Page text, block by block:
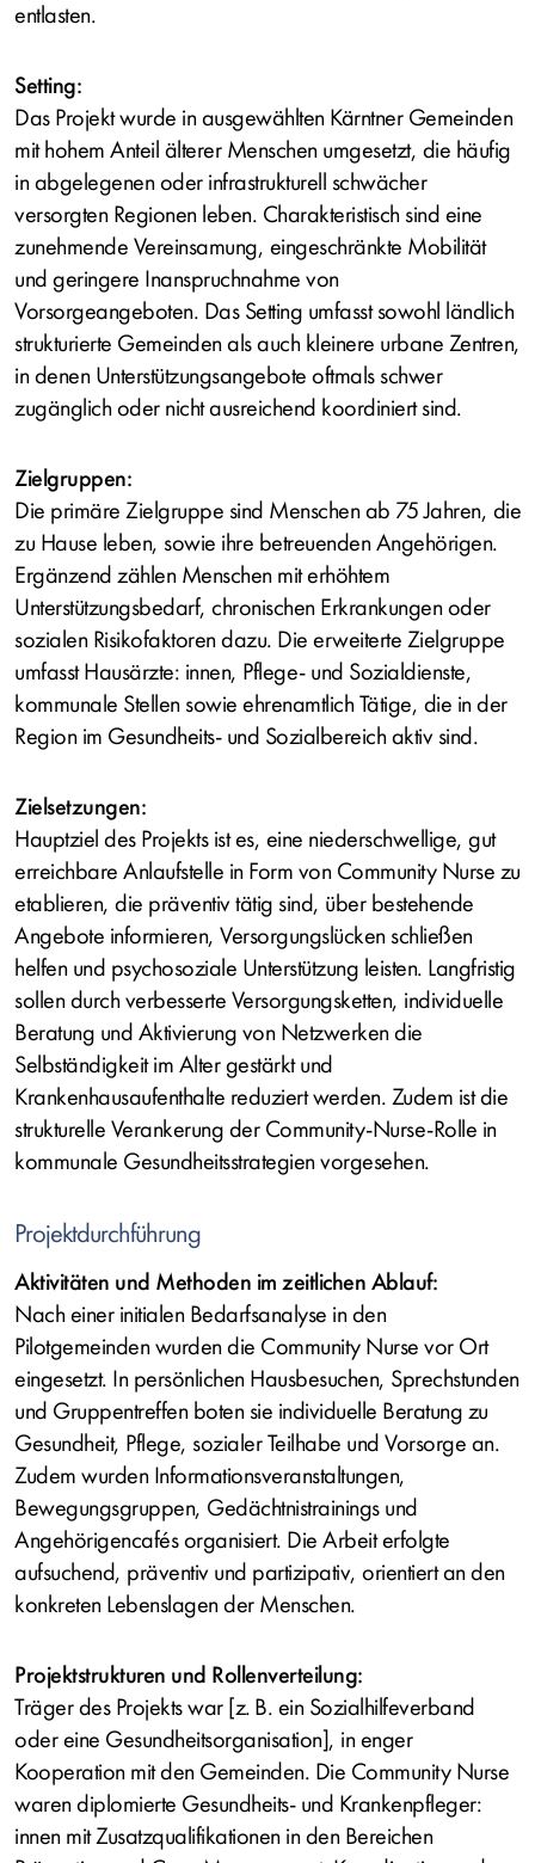
entlasten.
Setting:
Das Projekt wurde in ausgewählten Kärntner Gemeinden
mit hohem Anteil älterer Menschen umgesetzt, die häufig
in abgelegenen oder infrastrukturell schwächer
versorgten Regionen leben. Charakteristisch sind eine
zunehmende Vereinsamung, eingeschränkte Mobilität
und geringere Inanspruchnahme von
Vorsorgeangeboten. Das Setting umfasst sowohl ländlich
strukturierte Gemeinden als auch kleinere urbane Zentren,
in denen Unterstützungsangebote oftmals schwer
zugänglich oder nicht ausreichend koordiniert sind.
Zielgruppen:
Die primäre Zielgruppe sind Menschen ab 75 Jahren, die
zu Hause leben, sowie ihre betreuenden Angehörigen.
Ergänzend zählen Menschen mit erhöhtem
Unterstützungsbedarf, chronischen Erkrankungen oder
sozialen Risikofaktoren dazu. Die erweiterte Zielgruppe
umfasst Hausärzte: innen, Pflege- und Sozialdienste,
kommunale Stellen sowie ehrenamtlich Tätige, die in der
Region im Gesundheits- und Sozialbereich aktiv sind.
Zielsetzungen:
Hauptziel des Projekts ist es, eine niederschwellige, gut
erreichbare Anlaufstelle in Form von Community Nurse zu
etablieren, die präventiv tätig sind, über bestehende
Angebote informieren, Versorgungslücken schließen
helfen und psychosoziale Unterstützung leisten. Langfristig
sollen durch verbesserte Versorgungsketten, individuelle
Beratung und Aktivierung von Netzwerken die
Selbständigkeit im Alter gestärkt und
Krankenhausaufenthalte reduziert werden. Zudem ist die
strukturelle Verankerung der Community-Nurse-Rolle in
kommunale Gesundheitsstrategien vorgesehen.
Projektdurchführung
Aktivitäten und Methoden im zeitlichen Ablauf:
Nach einer initialen Bedarfsanalyse in den
Pilotgemeinden wurden die Community Nurse vor Ort
eingesetzt. In persönlichen Hausbesuchen, Sprechstunden
und Gruppentreffen boten sie individuelle Beratung zu
Gesundheit, Pflege, sozialer Teilhabe und Vorsorge an.
Zudem wurden Informationsveranstaltungen,
Bewegungsgruppen, Gedächtnistrainings und
Angehörigencafés organisiert. Die Arbeit erfolgte
aufsuchend, präventiv und partizipativ, orientiert an den
konkreten Lebenslagen der Menschen.
Projektstrukturen und Rollenverteilung:
Träger des Projekts war [z. B. ein Sozialhilfeverband
oder eine Gesundheitsorganisation], in enger
Kooperation mit den Gemeinden. Die Community Nurse
waren diplomierte Gesundheits- und Krankenpfleger:
innen mit Zusatzqualifikationen in den Bereichen